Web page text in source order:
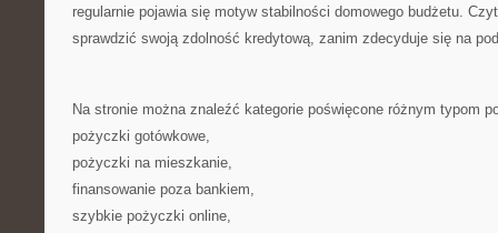
regularnie pojawia się motyw stabilności domowego budżetu.
sprawdzić swoją zdolność kredytową, zanim zdecyduje się na
Na stronie można znaleźć kategorie poświęcone różnym typom
pożyczki gotówkowe,
pożyczki na mieszkanie,
finansowanie poza bankiem,
szybkie pożyczki online,